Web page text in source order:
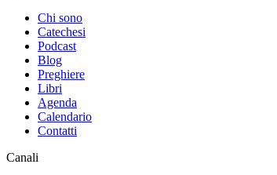
Chi sono
Catechesi
Podcast
Blog
Preghiere
Libri
Agenda
Calendario
Contatti
Canali